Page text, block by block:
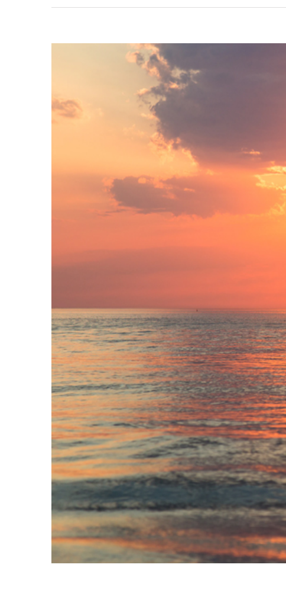
Image